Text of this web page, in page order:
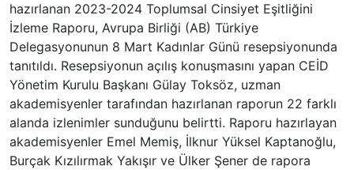
hazırlanan 2023-2024 Toplumsal Cinsiyet Eşitliğini
İzleme Raporu, Avrupa Birliği (AB) Türkiye
Delegasyonunun 8 Mart Kadınlar Günü resepsiyonunda
tanıtıldı. Resepsiyonun açılış konuşmasını yapan CEİD
Yönetim Kurulu Başkanı Gülay Toksöz, uzman
akademisyenler tarafından hazırlanan raporun 22 farklı
alanda izlenimler sunduğunu belirtti. Raporu hazırlayan
akademisyenler Emel Memiş, İlknur Yüksel Kaptanoğlu,
Burçak Kızılırmak Yakışır ve Ülker Şener de rapora